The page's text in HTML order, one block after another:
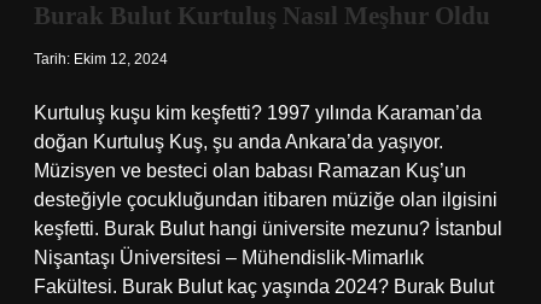
Burak Bulut Kurtuluş Nasıl Meşhur Oldu
Tarih: Ekim 12, 2024
Kurtuluş kuşu kim keşfetti? 1997 yılında Karaman’da
doğan Kurtuluş Kuş, şu anda Ankara’da yaşıyor.
Müzisyen ve besteci olan babası Ramazan Kuş’un
desteğiyle çocukluğundan itibaren müziğe olan ilgisini
keşfetti. Burak Bulut hangi üniversite mezunu? İstanbul
Nişantaşı Üniversitesi – Mühendislik-Mimarlık
Fakültesi. Burak Bulut kaç yaşında 2024? Burak Bulut